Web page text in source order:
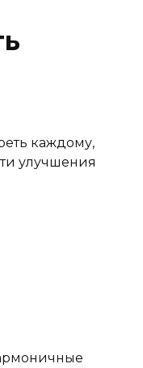
каждому,
улучшения